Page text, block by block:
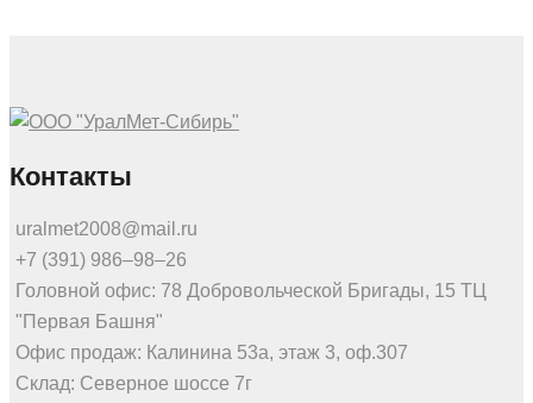
Контакты
uralmet2008@mail.ru
+7 (391) 986‒98‒26
Головной офис: 78 Добровольческой Бригады, 15 ТЦ
"Первая Башня"
Офис продаж: Калинина 53а, этаж 3, оф.307
Склад: Северное шоссе 7г